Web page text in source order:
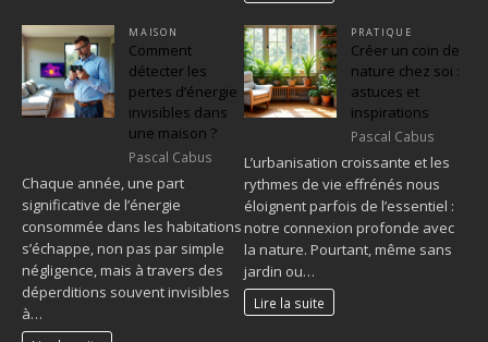
MAISON
Comment
détecter les
pertes d’énergie
invisibles dans
une maison ?
Pascal Cabus
Chaque année, une part
significative de l’énergie
consommée dans les habitations
s’échappe, non pas par simple
négligence, mais à travers des
déperditions souvent invisibles
à…
PRATIQUE
Créer un coin de
nature chez soi :
astuces et
inspirations
Pascal Cabus
L’urbanisation croissante et les
rythmes de vie effrénés nous
éloignent parfois de l’essentiel :
notre connexion profonde avec
la nature. Pourtant, même sans
jardin ou…
Lire la suite